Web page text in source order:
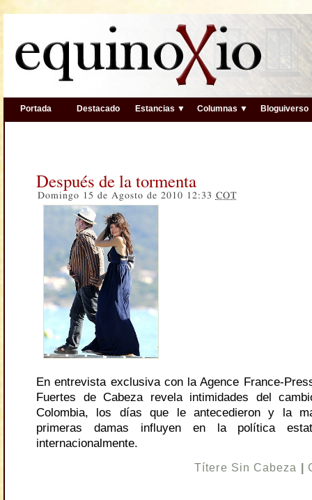
Portada Destacado Estancias ▼ Columnas ▼ Bloguiverso
Después de la tormenta
Domingo 15 de Agosto de 2010 12:33 COT
En entrevista exclusiva con la Agence France-
Fuertes de Cabeza revela intimidades del
Colombia, los días que le antecedieron y la
primeras damas influyen en la política
internacionalmente.
Títere Sin Cabeza